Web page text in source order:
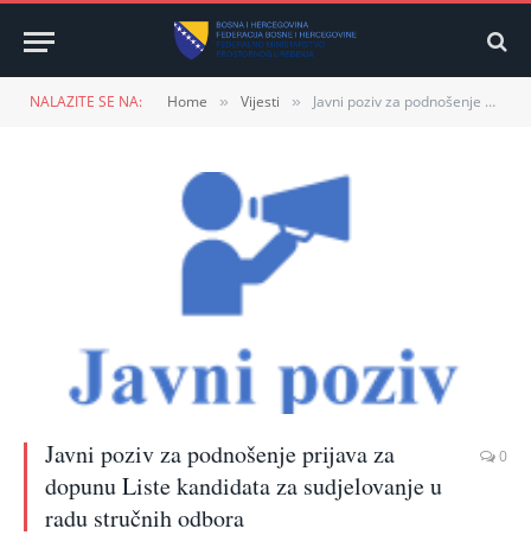
NALAZITE SE NA: Home » Vijesti » Javni poziv za podnošenje prijava za dopunu Liste kandidata za sudjelovanje u radu stručnih odbora
Javni poziv za podnošenje prijava za
dopunu Liste kandidata za sudjelovanje u
radu stručnih odbora
0